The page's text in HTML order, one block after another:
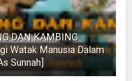
DAN KAMBING
Watak Manusia Dalam
Sunnah]